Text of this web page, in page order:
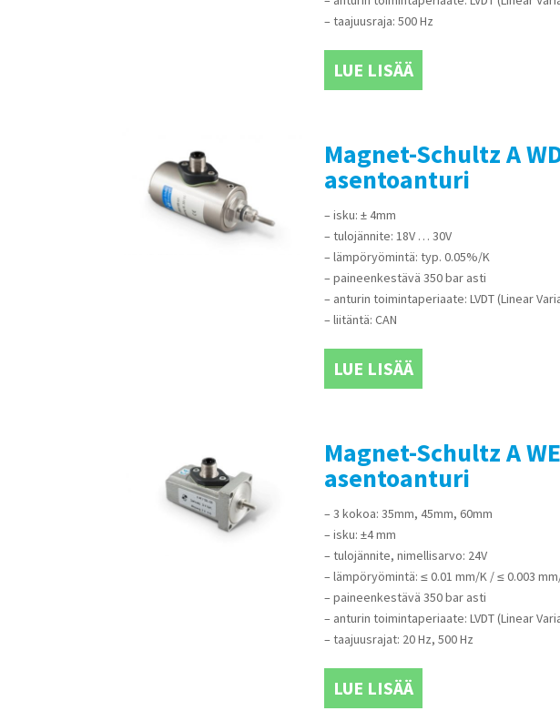
– taajuusraja: 500 Hz
LUE LISÄÄ
Magnet-Schultz A
asentoanturi
– isku: ± 4mm
– tulojännite: 18V … 30V
– lämpöryömintä: typ. 0.05%/K
– paineenkestävä 350 bar asti
– anturin toimintaperiaate: LVDT (Linear
– liitäntä: CAN
LUE LISÄÄ
Magnet-Schultz A
asentoanturi
– 3 kokoa: 35mm, 45mm, 60mm
– isku: ±4 mm
– tulojännite, nimellisarvo: 24V
– lämpöryömintä: ≤ 0.01 mm/K / ≤ 0.003
– paineenkestävä 350 bar asti
– anturin toimintaperiaate: LVDT (Linear
– taajuusrajat: 20 Hz, 500 Hz
LUE LISÄÄ